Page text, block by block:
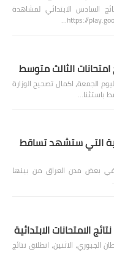
السادس الابتدائي لمشاهدة
امتحانات الثالث متوسط
الجمعة، اكمال تصحيح الوزارة
باستثنا…
التي ستشهد تساقط
بعض مدن العراق من بينها
الامتحانات الابتدائية
الجبوري، الاثنين، انطلاق نتائج